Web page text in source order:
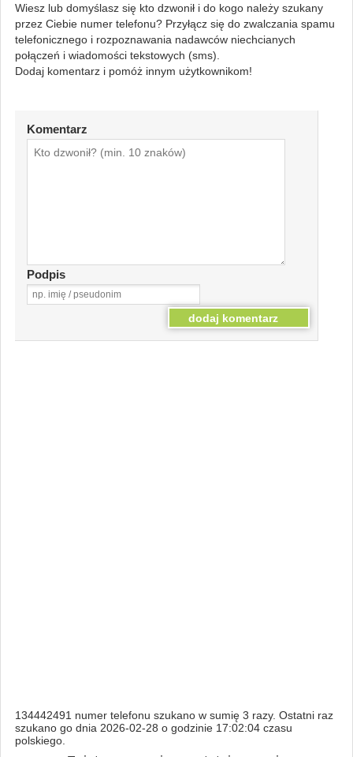
Wiesz lub domyślasz się kto dzwonił i do kogo należy szukany
przez Ciebie numer telefonu? Przyłącz się do zwalczania spamu
telefonicznego i rozpoznawania nadawców niechcianych
połączeń i wiadomości tekstowych (sms).
Dodaj komentarz i pomóż innym użytkownikom!
Komentarz
Podpis
134442491 numer telefonu szukano w sumię 3 razy. Ostatni raz
szukano go dnia 2026-02-28 o godzinie 17:02:04 czasu
polskiego.